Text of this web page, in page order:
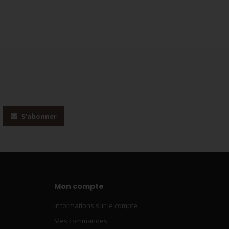
S'abonner
Mon compte
Informations sur le compte
Mes commandes